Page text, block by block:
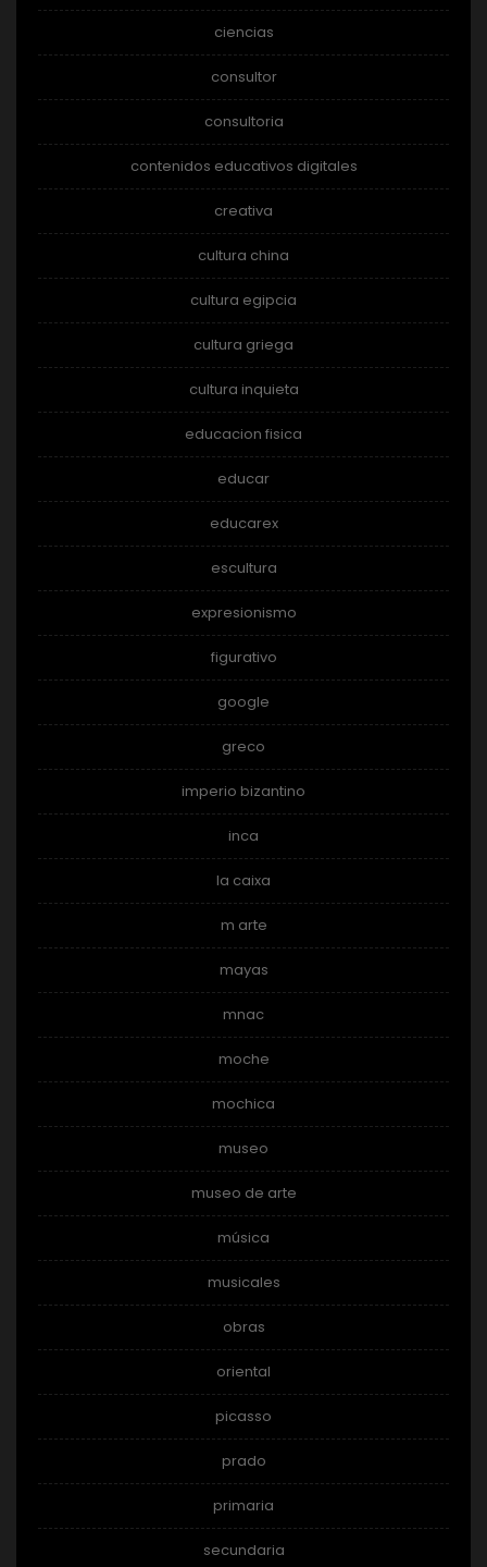
ciencias
consultor
consultoria
contenidos educativos digitales
creativa
cultura china
cultura egipcia
cultura griega
cultura inquieta
educacion fisica
educar
educarex
escultura
expresionismo
figurativo
google
greco
imperio bizantino
inca
la caixa
m arte
mayas
mnac
moche
mochica
museo
museo de arte
música
musicales
obras
oriental
picasso
prado
primaria
secundaria